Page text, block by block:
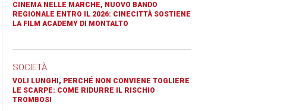
CINEMA NELLE MARCHE, NUOVO BANDO
REGIONALE ENTRO IL 2026: CINECITTÀ SOSTIENE
LA FILM ACADEMY DI MONTALTO
SOCIETÀ
VOLI LUNGHI, PERCHÉ NON CONVIENE TOGLIERE
LE SCARPE: COME RIDURRE IL RISCHIO
TROMBOSI